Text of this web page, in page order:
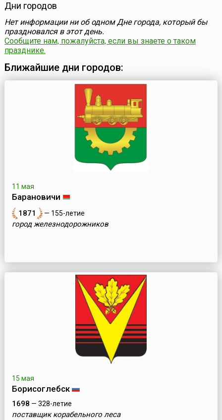
Дни городов
Нет информации ни об одном Дне города, который бы
праздновался в этот день.
Сообщите нам, пожалуйста, если вы знаете о таком
празднике.
Ближайшие дни городов:
11 мая
Барановичи
1871 — 155-летие
город железнодорожников
15 мая
Борисоглебск
1698 — 328-летие
поставщик корабельного леса